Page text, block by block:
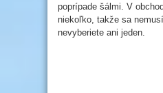
poprípade šálmi. V
niekoľko, takže sa
nevyberiete ani jeden.